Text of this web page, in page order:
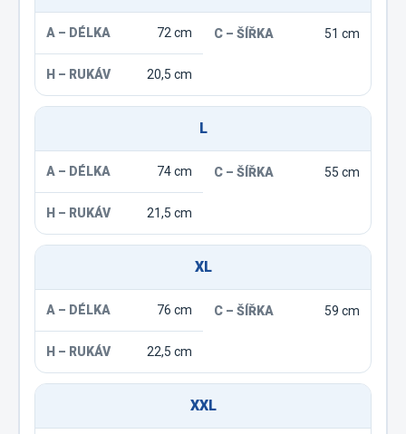
72 cm 51 cm
20,5 cm
L
74 cm 55 cm
21,5 cm
XL
76 cm 59 cm
22,5 cm
XXL